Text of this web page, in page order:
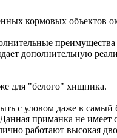
кормовых объектов
дополнительную
для "белого" хищника.
с уловом даже в самый
приманка не
работают высокая